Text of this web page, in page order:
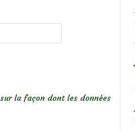
la façon dont les données